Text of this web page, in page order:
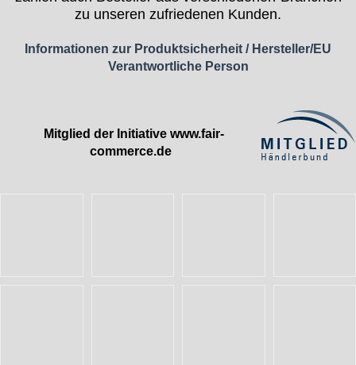
zu unseren zufriedenen Kunden.
Informationen zur Produktsicherheit / Hersteller/EU
Verantwortliche Person
Mitglied der Initiative www.fair-
commerce.de